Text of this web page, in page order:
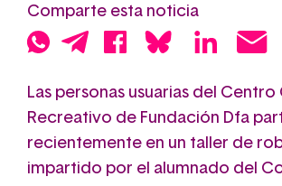
Comparte esta noticia
Las personas usuarias del Centro
Recreativo de Fundación Dfa
recientemente en un taller de
impartido por el alumnado del